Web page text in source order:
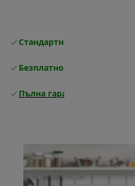
Стандартна безплатна
Безплатно връщане
Пълна гаранция от